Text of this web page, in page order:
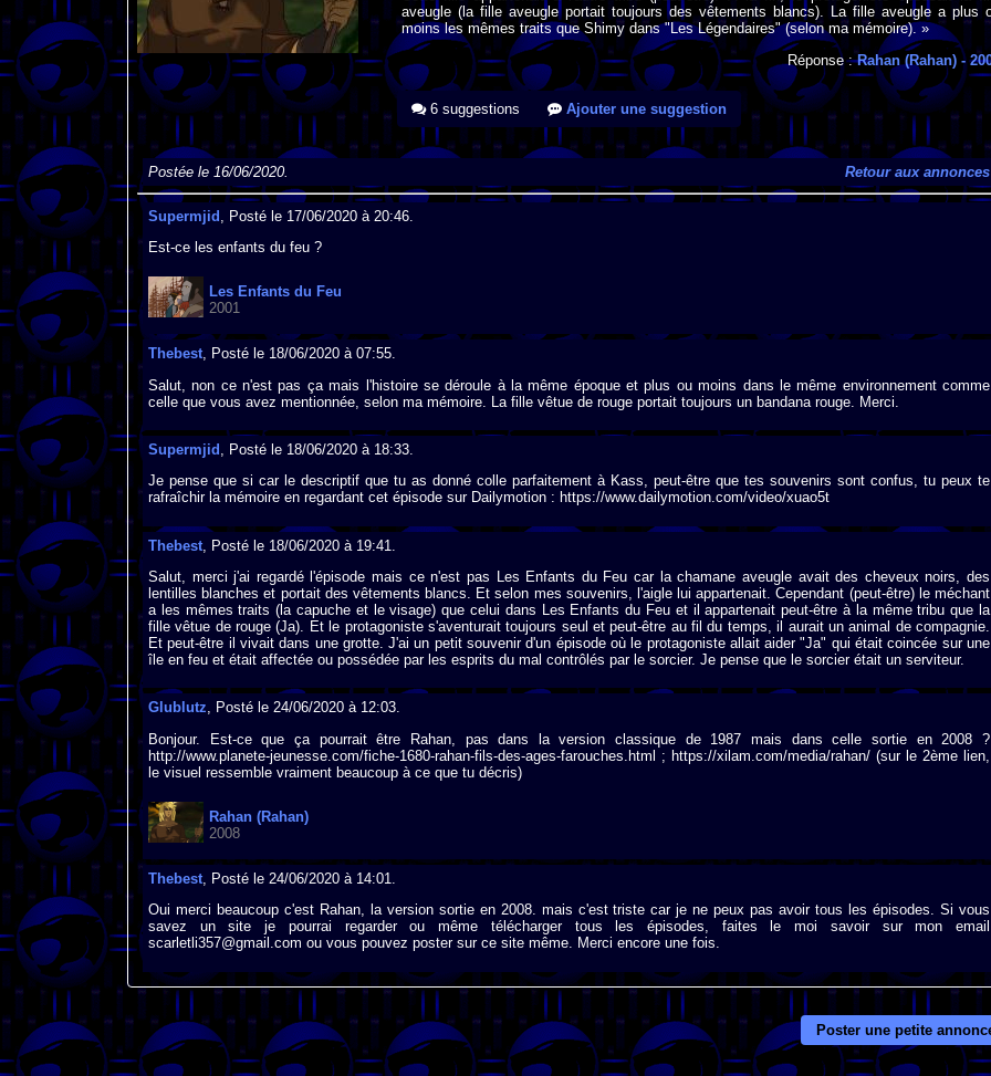
aveugle (la fille aveugle portait toujours des vêtements blancs). La fille aveugle a plus
moins les mêmes traits que Shimy dans "Les Légendaires" (selon ma mémoire). »
Réponse :Rahan (Rahan) -
6 suggestions Ajouter une suggestion
Postée le 16/06/2020. Retour aux annonces
Supermjid
, Posté le 17/06/2020 à 20:46.
Est-ce les enfants du feu ?
Les Enfants du Feu
2001
Thebest, Posté le 18/06/2020 à 07:55.
Salut, non ce n'est pas ça mais l'histoire se déroule à la même époque et plus ou moins dans le même environnement comme
celle que vous avez mentionnée, selon ma mémoire. La fille vêtue de rouge portait toujours un bandana rouge. Merci.
Supermjid , Posté le 18/06/2020 à 18:33.
Je pense que si car le descriptif que tu as donné colle parfaitement à Kass, peut-être que tes souvenirs sont confus, tu peux te
rafraîchir la mémoire en regardant cet épisode sur Dailymotion : https://www.dailymotion.com/video/xuao5t
Thebest, Posté le 18/06/2020 à 19:41.
Salut, merci j'ai regardé l'épisode mais ce n'est pas Les Enfants du Feu car la chamane aveugle avait des cheveux noirs, des
lentilles blanches et portait des vêtements blancs. Et selon mes souvenirs, l'aigle lui appartenait. Cependant (peut-être) le méchant
a les mêmes traits (la capuche et le visage) que celui dans Les Enfants du Feu et il appartenait peut-être à la même tribu que la
fille vêtue de rouge (Ja). Et le protagoniste s'aventurait toujours seul et peut-être au fil du temps, il aurait un animal de compagnie.
Et peut-être il vivait dans une grotte. J'ai un petit souvenir d'un épisode où le protagoniste allait aider "Ja" qui était coincée sur une
île en feu et était affectée ou possédée par les esprits du mal contrôlés par le sorcier. Je pense que le sorcier était un serviteur.
Glublutz, Posté le 24/06/2020 à 12:03.
Bonjour. Est-ce que ça pourrait être Rahan, pas dans la version classique de 1987 mais dans celle sortie en 2008 ?
http://www.planete-jeunesse.com/fiche-1680-rahan-fils-des-ages-farouches.html ; https://xilam.com/media/rahan/ (sur le 2ème lien,
le visuel ressemble vraiment beaucoup à ce que tu décris)
Rahan (Rahan)
2008
Thebest, Posté le 24/06/2020 à 14:01.
Oui merci beaucoup c'est Rahan, la version sortie en 2008. mais c'est triste car je ne peux pas avoir tous les épisodes. Si vous
savez un site je pourrai regarder ou même télécharger tous les épisodes, faites le moi savoir sur mon email
scarletli357@gmail.com ou vous pouvez poster sur ce site même. Merci encore une fois.
Poster une petite